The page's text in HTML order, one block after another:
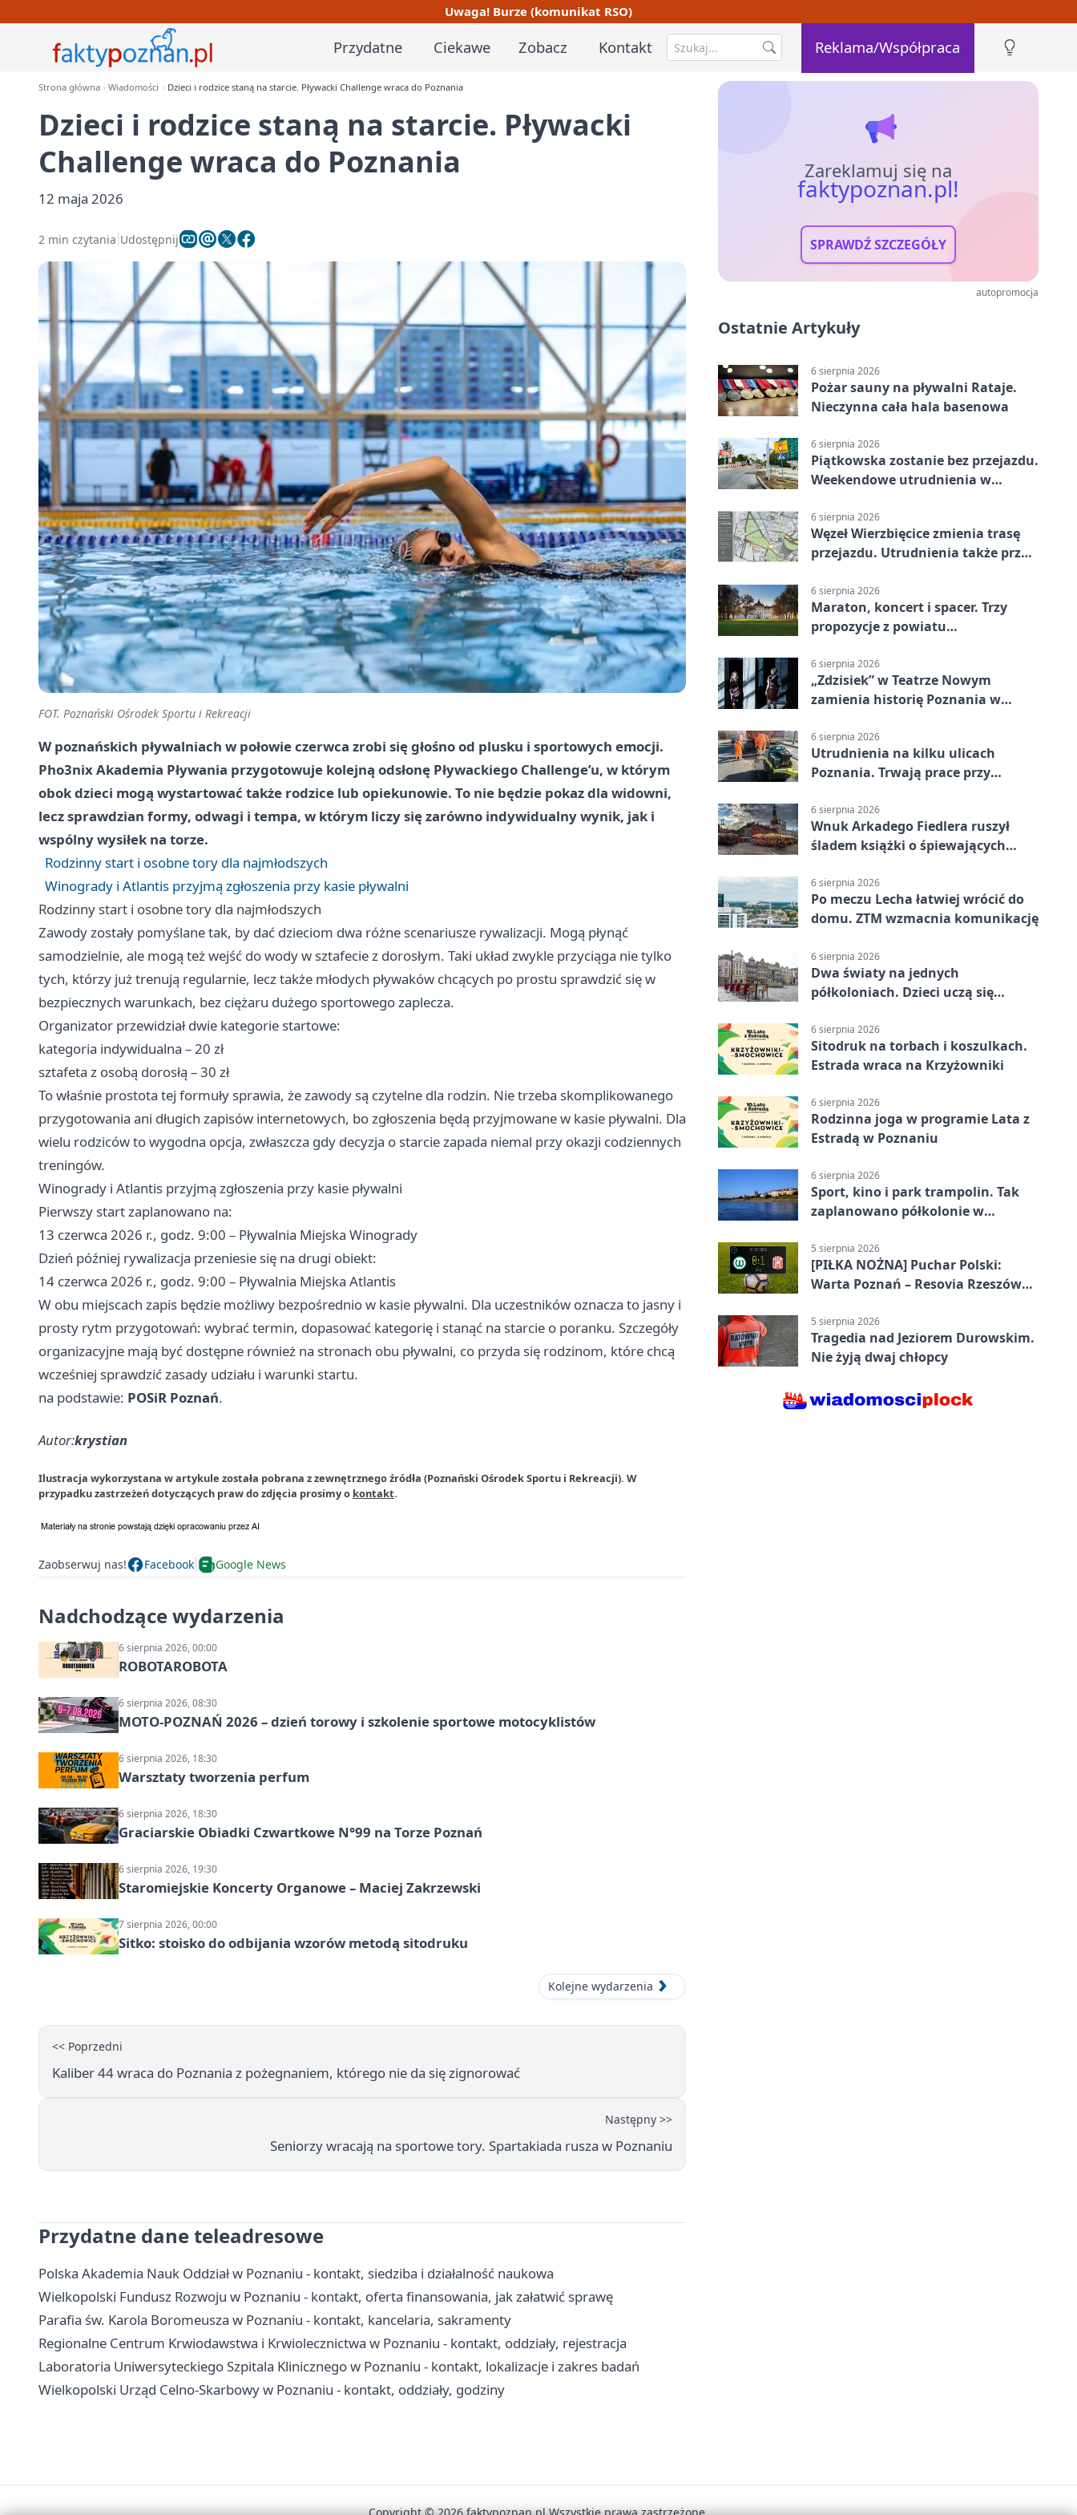
Uwaga! Burze (komunikat RSO)
Przydatne Ciekawe Zobacz Kontakt Reklama/Współpraca
Strona główna Wiadomości Dzieci i rodzice staną na starcie. Pływacki Challenge wraca do Poznania
Dzieci i rodzice staną na starcie. Pływacki
Challenge wraca do Poznania
12 maja 2026
2 min czytania Udostępnij
FOT. Poznański Ośrodek Sportu i Rekreacji
W poznańskich pływalniach w połowie czerwca zrobi się głośno od plusku i sportowych emocji.
Pho3nix Akademia Pływania przygotowuje kolejną odsłonę Pływackiego Challenge’u, w którym
obok dzieci mogą wystartować także rodzice lub opiekunowie. To nie będzie pokaz dla widowni,
lecz sprawdzian formy, odwagi i tempa, w którym liczy się zarówno indywidualny wynik, jak i
wspólny wysiłek na torze.
Rodzinny start i osobne tory dla najmłodszych
Winogrady i Atlantis przyjmą zgłoszenia przy kasie pływalni
Rodzinny start i osobne tory dla najmłodszych
Zawody zostały pomyślane tak, by dać dzieciom dwa różne scenariusze rywalizacji. Mogą płynąć
samodzielnie, ale mogą też wejść do wody w sztafecie z dorosłym. Taki układ zwykle przyciąga nie tylko
tych, którzy już trenują regularnie, lecz także młodych pływaków chcących po prostu sprawdzić się w
bezpiecznych warunkach, bez ciężaru dużego sportowego zaplecza.
Organizator przewidział dwie kategorie startowe:
kategoria indywidualna – 20 zł
sztafeta z osobą dorosłą – 30 zł
To właśnie prostota tej formuły sprawia, że zawody są czytelne dla rodzin. Nie trzeba skomplikowanego
przygotowania ani długich zapisów internetowych, bo zgłoszenia będą przyjmowane w kasie pływalni. Dla
wielu rodziców to wygodna opcja, zwłaszcza gdy decyzja o starcie zapada niemal przy okazji codziennych
treningów.
Winogrady i Atlantis przyjmą zgłoszenia przy kasie pływalni
Pierwszy start zaplanowano na:
13 czerwca 2026 r., godz. 9:00 – Pływalnia Miejska Winogrady
Dzień później rywalizacja przeniesie się na drugi obiekt:
14 czerwca 2026 r., godz. 9:00 – Pływalnia Miejska Atlantis
W obu miejscach zapis będzie możliwy bezpośrednio w kasie pływalni. Dla uczestników oznacza to jasny i
prosty rytm przygotowań: wybrać termin, dopasować kategorię i stanąć na starcie o poranku. Szczegóły
organizacyjne mają być dostępne również na stronach obu pływalni, co przyda się rodzinom, które chcą
wcześniej sprawdzić zasady udziału i warunki startu.
na podstawie: POSiR Poznań.
Autor:krystian
Ilustracja wykorzystana w artykule została pobrana z zewnętrznego źródła (Poznański Ośrodek Sportu i Rekreacji). W
przypadku zastrzeżeń dotyczących praw do zdjęcia prosimy o kontakt.
Zaobserwuj nas! Facebook Google News
Nadchodzące wydarzenia
6 sierpnia 2026, 00:00
ROBOTAROBOTA
6 sierpnia 2026, 08:30
MOTO-POZNAŃ 2026 – dzień torowy i szkolenie sportowe motocyklistów
6 sierpnia 2026, 18:30
Warsztaty tworzenia perfum
6 sierpnia 2026, 18:30
Graciarskie Obiadki Czwartkowe N°99 na Torze Poznań
6 sierpnia 2026, 19:30
Staromiejskie Koncerty Organowe – Maciej Zakrzewski
7 sierpnia 2026, 00:00
Sitko: stoisko do odbijania wzorów metodą sitodruku
Kolejne wydarzenia
<< Poprzedni
Kaliber 44 wraca do Poznania z pożegnaniem, którego nie da się zignorować
Następny >>
Seniorzy wracają na sportowe tory. Spartakiada rusza w Poznaniu
Przydatne dane teleadresowe
Polska Akademia Nauk Oddział w Poznaniu - kontakt, siedziba i działalność naukowa
Wielkopolski Fundusz Rozwoju w Poznaniu - kontakt, oferta finansowania, jak załatwić sprawę
Parafia św. Karola Boromeusza w Poznaniu - kontakt, kancelaria, sakramenty
Regionalne Centrum Krwiodawstwa i Krwiolecznictwa w Poznaniu - kontakt, oddziały, rejestracja
Laboratoria Uniwersyteckiego Szpitala Klinicznego w Poznaniu - kontakt, lokalizacje i zakres badań
Wielkopolski Urząd Celno-Skarbowy w Poznaniu - kontakt, oddziały, godziny
Zareklamuj się na
faktypoznan.pl!
SPRAWDŹ SZCZEGÓŁY
autopromocja
Ostatnie Artykuły
6 sierpnia 2026
Pożar sauny na pływalni Rataje.
Nieczynna cała hala basenowa
6 sierpnia 2026
Piątkowska zostanie bez przejazdu.
Weekendowe utrudnienia w
6 sierpnia 2026
Węzeł Wierzbięcice zmienia trasę
przejazdu. Utrudnienia także przy
6 sierpnia 2026
Maraton, koncert i spacer. Trzy
propozycje z powiatu
6 sierpnia 2026
„Zdzisiek” w Teatrze Nowym
zamienia historię Poznania w
6 sierpnia 2026
Utrudnienia na kilku ulicach
Poznania. Trwają prace przy
6 sierpnia 2026
Wnuk Arkadego Fiedlera ruszył
śladem książki o śpiewających
6 sierpnia 2026
Po meczu Lecha łatwiej wrócić do
domu. ZTM wzmacnia komunikację
6 sierpnia 2026
Dwa światy na jednych
półkoloniach. Dzieci uczą się
6 sierpnia 2026
Sitodruk na torbach i koszulkach.
Estrada wraca na Krzyżowniki
6 sierpnia 2026
Rodzinna joga w programie Lata z
Estradą w Poznaniu
6 sierpnia 2026
Sport, kino i park trampolin. Tak
zaplanowano półkolonie w
5 sierpnia 2026
[PIŁKA NOŻNA] Puchar Polski:
Warta Poznań – Resovia Rzeszów
gospodarzy
5 sierpnia 2026
Tragedia nad Jeziorem Durowskim.
Nie żyją dwaj chłopcy